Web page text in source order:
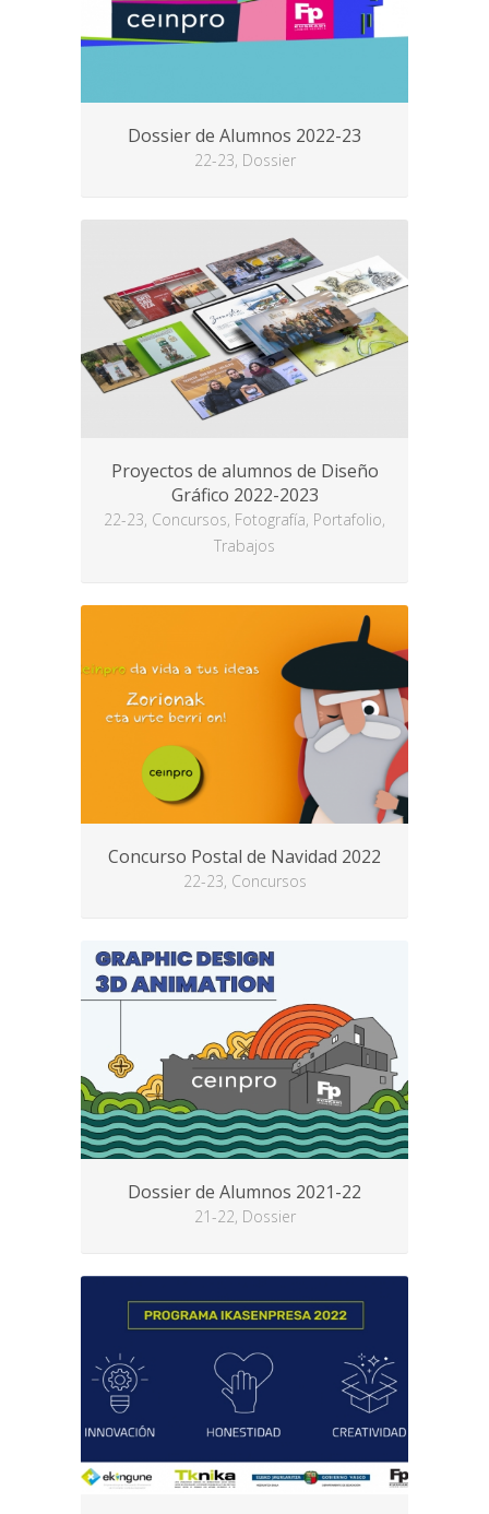
Dossier de Alumnos 2022-23
22-23, Dossier
Proyectos de alumnos de Diseño
Gráfico 2022-2023
22-23, Concursos, Fotografía, Portafolio,
Trabajos
Concurso Postal de Navidad 2022
22-23, Concursos
Dossier de Alumnos 2021-22
21-22, Dossier